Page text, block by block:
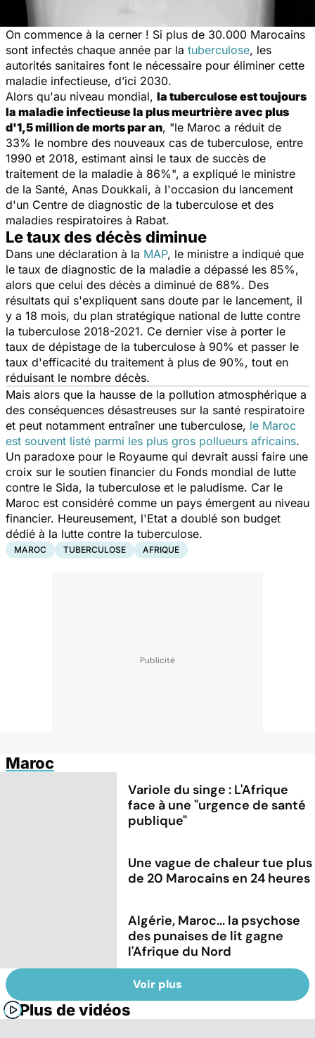
On commence à la cerner ! Si plus de 30.000 Marocains
sont infectés chaque année par la tuberculose, les
autorités sanitaires font le nécessaire pour éliminer cette
maladie infectieuse, d’ici 2030.
Alors qu'au niveau mondial, la tuberculose est toujours
la maladie infectieuse la plus meurtrière avec plus
d'1,5 million de morts par an, "le Maroc a réduit de
33% le nombre des nouveaux cas de tuberculose, entre
1990 et 2018, estimant ainsi le taux de succès de
traitement de la maladie à 86%", a expliqué le ministre
de la Santé, Anas Doukkali, à l'occasion du lancement
d'un Centre de diagnostic de la tuberculose et des
maladies respiratoires à Rabat.
Le taux des décès diminue
Dans une déclaration à la MAP, le ministre a indiqué que
le taux de diagnostic de la maladie a dépassé les 85%,
alors que celui des décès a diminué de 68%. Des
résultats qui s'expliquent sans doute par le lancement, il
y a 18 mois, du plan stratégique national de lutte contre
la tuberculose 2018-2021. Ce dernier vise à porter le
taux de dépistage de la tuberculose à 90% et passer le
taux d'efficacité du traitement à plus de 90%, tout en
réduisant le nombre décès.
Mais alors que la hausse de la pollution atmosphérique a
des conséquences désastreuses sur la santé respiratoire
et peut notamment entraîner une tuberculose, le Maroc
est souvent listé parmi les plus gros pollueurs africains.
Un paradoxe pour le Royaume qui devrait aussi faire une
croix sur le soutien financier du Fonds mondial de lutte
contre le Sida, la tuberculose et le paludisme. Car le
Maroc est considéré comme un pays émergent au niveau
financier. Heureusement, l'Etat a doublé son budget
dédié à la lutte contre la tuberculose.
MAROC TUBERCULOSE AFRIQUE
Maroc
Variole du singe : L'Afrique
face à une "urgence de santé
publique"
Une vague de chaleur tue plus
de 20 Marocains en 24 heures
Algérie, Maroc... la psychose
des punaises de lit gagne
l'Afrique du Nord
Voir plus
Plus de vidéos